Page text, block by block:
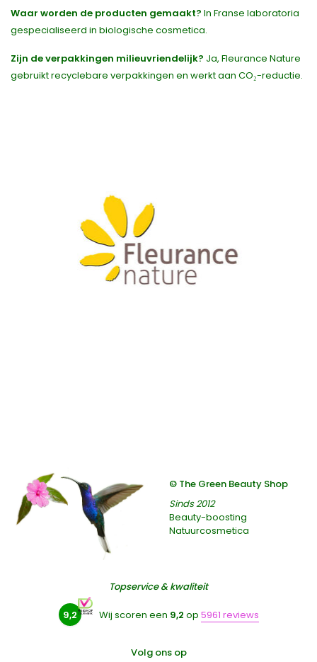
Waar worden de producten gemaakt? In Franse laboratoria
gespecialiseerd in biologische cosmetica.
Zijn de verpakkingen milieuvriendelijk? Ja, Fleurance Nature
gebruikt recyclebare verpakkingen en werkt aan CO₂-reductie.
© The Green Beauty Shop
Sinds 2012
Beauty-boosting
Natuurcosmetica
Topservice & kwaliteit
9,2 Wij scoren een 9,2 op 5961 reviews
Volg ons op